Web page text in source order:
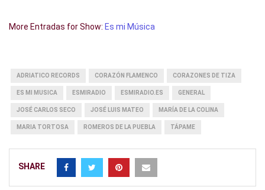
More Entradas for Show: Es mi Música
ADRIATICO RECORDS CORAZÓN FLAMENCO CORAZONES DE TIZA
ES MI MUSICA ESMIRADIO ESMIRADIO.ES GENERAL
JOSÉ CARLOS SECO JOSÉ LUIS MATEO MARÍA DE LA COLINA
MARIA TORTOSA ROMEROS DE LA PUEBLA TÁPAME
SHARE